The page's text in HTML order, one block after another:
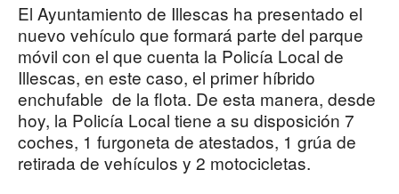
El Ayuntamiento de Illescas ha presentado el
nuevo vehículo que formará parte del parque
móvil con el que cuenta la Policía Local de
Illescas, en este caso, el primer híbrido
enchufable de la flota. De esta manera, desde
hoy, la Policía Local tiene a su disposición 7
coches, 1 furgoneta de atestados, 1 grúa de
retirada de vehículos y 2 motocicletas.